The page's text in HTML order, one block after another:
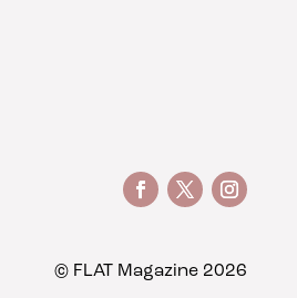
© FLAT Magazine 2026